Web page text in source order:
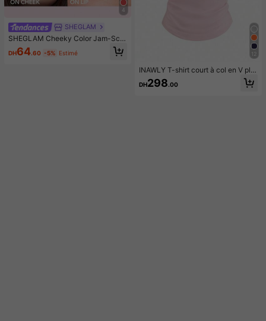
4
SHEGLAM
SHEGLAM Cheeky Color Jam-Scar
let Sunset Rouge Marque De Beaut
é CosméTique Maquillage Pour Fe
DH64.60 -5% Estimé 12
INAWLY T-shirt court à col en V plis
sé avec imprimé nœud pour femme
s
DH298.00